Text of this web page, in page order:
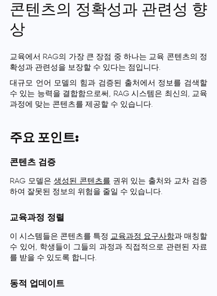
콘텐츠의 정확성과 관련성 향
상
교육에서 RAG의 가장 큰 장점 중 하나는 교육 콘텐츠의 정
확성과 관련성을 보장할 수 있다는 점입니다.
대규모 언어 모델의 힘과 검증된 출처에서 정보를 검색할
수 있는 능력을 결합함으로써, RAG 시스템은 최신의, 교육
과정에 맞는 콘텐츠를 제공할 수 있습니다.
주요 포인트:
콘텐츠 검증
RAG 모델은 생성된 콘텐츠를 권위 있는 출처와 교차 검증
하여 잘못된 정보의 위험을 줄일 수 있습니다.
교육과정 정렬
이 시스템들은 콘텐츠를 특정 교육과정 요구사항과 매칭할
수 있어, 학생들이 그들의 과정과 직접적으로 관련된 자료
를 받을 수 있도록 합니다.
동적 업데이트